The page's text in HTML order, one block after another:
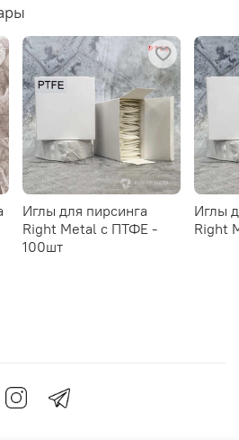
Иглы для пирсинга
Right Metal c ПТФЕ -
100шт
Иглы
Right